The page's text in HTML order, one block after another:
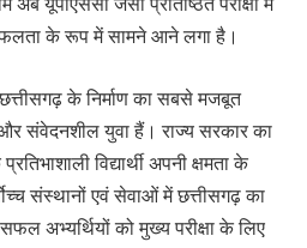
सफलता के रूप में सामने आने लगा है।
के निर्माण का सबसे मजबूत
संवेदनशील युवा हैं। राज्य सरकार का
विद्यार्थी अपनी क्षमता के
संस्थानों एवं सेवाओं में छत्तीसगढ़ का
अभ्यर्थियों को मुख्य परीक्षा के लिए